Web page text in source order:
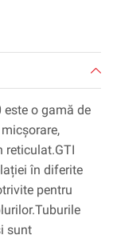
o gamă de
reticulat.GTI
în diferite
pentru
sunt